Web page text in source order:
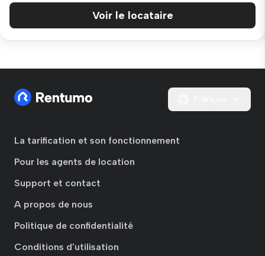
Voir le locataire
La tarification et son fonctionnement
Pour les agents de location
Support et contact
A propos de nous
Politique de confidentialité
Conditions d'utilisation